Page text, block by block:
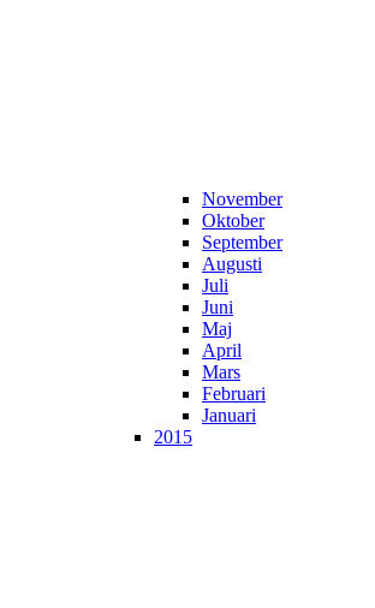
November
Oktober
September
Augusti
Juli
Juni
Maj
April
Mars
Februari
Januari
2015